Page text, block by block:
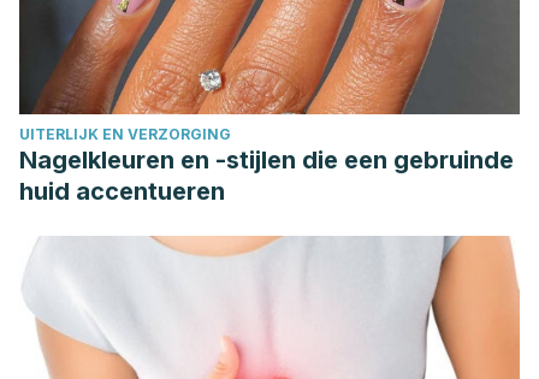
UITERLIJK EN VERZORGING
Nagelkleuren en -stijlen die een gebruinde
huid accentueren